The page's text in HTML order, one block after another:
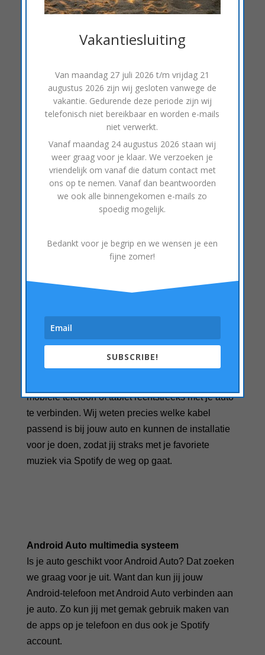
ruim assortiment met kwalitatief hoogstaande
Met Bluetooth
autoradio met Bluetooth-ondersteuning. Wanneer
je jouw smartphone verbindt met de Bluetooth-
functie van je auto, wordt de autoweergave
automatisch ingeschakeld. De pictogrammen
worden hierdoor groter en makkelijk te gebruiken
in de auto.
Gebruikmaken van een kabel
mobiele telefoon of tablet rechtstreeks met je auto
te verbinden. Wij weten precies welke kabel
passend is bij jouw auto en kunnen de installatie
voor je doen, zodat jij straks met je favoriete
muziek via Spotify de weg op gaat.
Android Auto multimedia systeem
Is je auto geschikt voor Android Auto? Dat zoeken
we graag voor je uit. Want dan kun jij jouw
Android-telefoon met Android Auto verbinden aan
je auto. Zo kun jij met gemak gebruik maken van
de apps op je telefoon en dus ook je Spotify
account.
Vakantiesluiting
Van maandag 27 juli 2026 t/m vrijdag 21
augustus 2026 zijn wij gesloten vanwege de
vakantie. Gedurende deze periode zijn wij
telefonisch niet bereikbaar en worden e-mails
niet verwerkt.
Vanaf maandag 24 augustus 2026 staan wij
weer graag voor je klaar. We verzoeken je
vriendelijk om vanaf die datum contact met
ons op te nemen. Vanaf dan beantwoorden
we ook alle binnengekomen e-mails zo
spoedig mogelijk.
Bedankt voor je begrip en we wensen je een
fijne zomer!
SUBSCRIBE!